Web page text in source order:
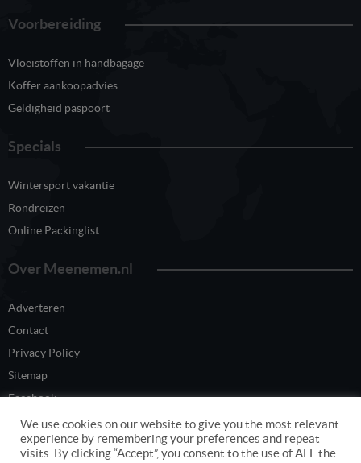
Voorbereiding
Vloeistoffen in handbagage
Koffer aankoopadvies
Geldigheid paspoort
Specials
Wintersport vakantie
Rondreizen
Online Packinglist
Over Meenemen.nl
Adverteren
Contact
Privacy Policy
Sitemap
Facebook
Twitter
We use cookies on our website to give you the most relevant
experience by remembering your preferences and repeat
visits. By clicking “Accept”, you consent to the use of ALL the